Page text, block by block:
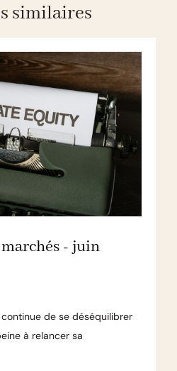
similaires
- juin
continue de se déséquilibrer
à relancer sa